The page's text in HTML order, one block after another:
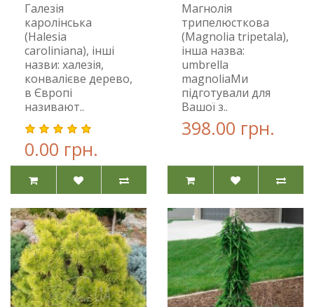
Галезія
каролінська
(Halesia
caroliniana), інші
назви: халезія,
конвалієве дерево,
в Європі
називают..
0.00 грн.
Магнолія
трипелюсткова
(Magnolia tripetala),
інша назва:
umbrella
magnoliaМи
підготували для
Вашої з..
398.00 грн.